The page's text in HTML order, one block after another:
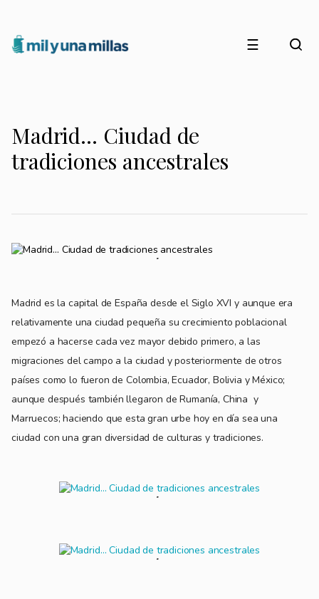
☰
Madrid… Ciudad de
tradiciones ancestrales
Madrid es la capital de España desde el Siglo XVI y aunque era
relativamente una ciudad pequeña su crecimiento poblacional
empezó a hacerse cada vez mayor debido primero, a las
migraciones del campo a la ciudad y posteriormente de otros
países como lo fueron de Colombia, Ecuador, Bolivia y México;
aunque después también llegaron de Rumanía, China y
Marruecos; haciendo que esta gran urbe hoy en día sea una
ciudad con una gran diversidad de culturas y tradiciones.